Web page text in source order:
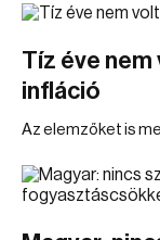
Tíz éve nem
infláció
Az elemzőket is